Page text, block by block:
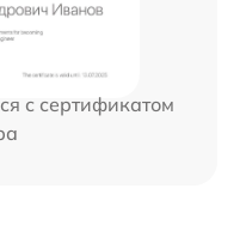
с сертификатом